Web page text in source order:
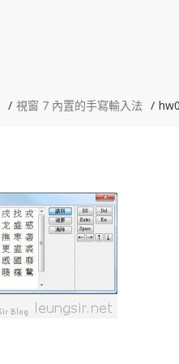
視窗 7 內置的手寫輸入法